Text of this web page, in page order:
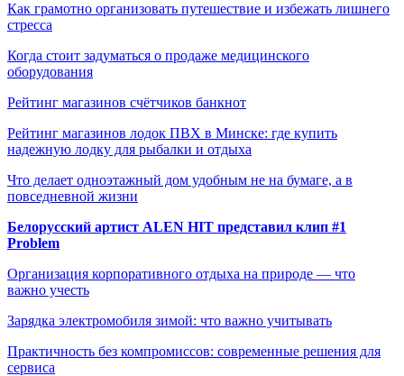
Как грамотно организовать путешествие и избежать лишнего
стресса
Когда стоит задуматься о продаже медицинского
оборудования
Рейтинг магазинов счётчиков банкнот
Рейтинг магазинов лодок ПВХ в Минске: где купить
надежную лодку для рыбалки и отдыха
Что делает одноэтажный дом удобным не на бумаге, а в
повседневной жизни
Белорусский артист ALEN HIT представил клип #1
Problem
Организация корпоративного отдыха на природе — что
важно учесть
Зарядка электромобиля зимой: что важно учитывать
Практичность без компромиссов: современные решения для
сервиса